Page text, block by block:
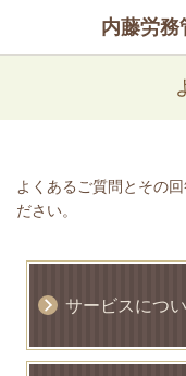
内藤労務
よくあるご質問とその
ださい。
サービスにつ